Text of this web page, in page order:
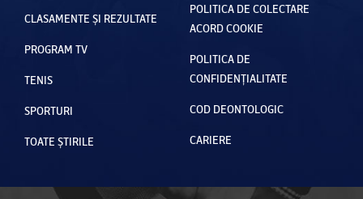
CLASAMENTE ȘI REZULTATE
PROGRAM TV
TENIS
SPORTURI
TOATE ȘTIRILE
POLITICA DE COLECTARE
ACORD COOKIE
POLITICA DE
CONFIDENȚIALITATE
COD DEONTOLOGIC
CARIERE